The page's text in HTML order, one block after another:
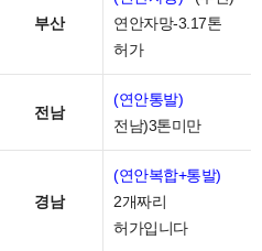
부산
연안자망-3.17톤
허가
전남
(연안통발)
전남)3톤미만
경남
(연안복합+통발)
2개짜리
허가입니다